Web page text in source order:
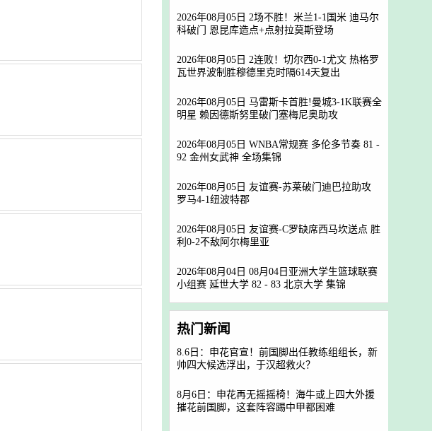
2026年08月05日 2场不胜！米兰1-1国米 迪马尔
科破门 恩昆库造点+点射拉莫斯登场
2026年08月05日 2连败！切尔西0-1尤文 热格罗
瓦世界波制胜穆德里克时隔614天复出
2026年08月05日 马雷斯卡首胜!曼城3-1K联赛全
明星 赖因德斯努里破门塞梅尼奥助攻
2026年08月05日 WNBA常规赛 多伦多节奏 81 -
92 金州女武神 全场集锦
2026年08月05日 友谊赛-苏莱破门迪巴拉助攻
罗马4-1纽波特郡
2026年08月05日 友谊赛-C罗缺席西马坎送点 胜
利0-2不敌阿尔梅里亚
2026年08月04日 08月04日亚洲大学生篮球联赛
小组赛 延世大学 82 - 83 北京大学 集锦
热门新闻
8.6日：申花官宣！前国脚出任教练组组长，新
帅四大候选浮出，于汉超救火？
8月6日：申花再无摇摇椅！海牛或上四大外援
摧花前国脚，这套阵容踢中甲都困难